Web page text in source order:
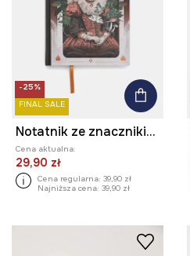
-25%
FINAL SALE
Notatnik ze znacznikiem
Cena aktualna:
29,90 zł
Cena regularna: 39,90 zł
Najniższa cena: 39,90 zł